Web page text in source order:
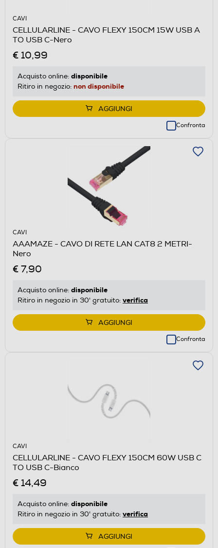
CAVI
CELLULARLINE - CAVO FLEXY 150CM 15W USB A
TO USB C-Nero
€ 10,99
Acquisto online: disponibile
Ritiro in negozio: non disponibile
AGGIUNGI
Confronta
CAVI
AAAMAZE - CAVO DI RETE LAN CAT8 2 METRI-
Nero
€ 7,90
Acquisto online: disponibile
Ritiro in negozio in 30' gratuito: verifica
AGGIUNGI
Confronta
CAVI
CELLULARLINE - CAVO FLEXY 150CM 60W USB C
TO USB C-Bianco
€ 14,49
Acquisto online: disponibile
Ritiro in negozio in 30' gratuito: verifica
AGGIUNGI